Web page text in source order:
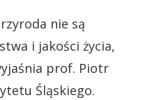
nie są
i jakości życia,
prof. Piotr
Śląskiego.